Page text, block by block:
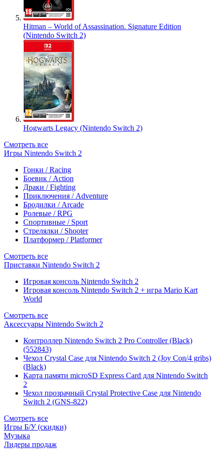
Hitman – World of Assassination. Signature Edition
(Nintendo Switch 2)
Hogwarts Legacy (Nintendo Switch 2)
Смотреть все
Игры Nintendo Switch 2
Гонки / Racing
Боевик / Action
Драки / Fighting
Приключения / Adventure
Бродилки / Arcade
Ролевые / RPG
Спортивные / Sport
Стрелялки / Shooter
Платформер / Platformer
Смотреть все
Приставки Nintendo Switch 2
Игровая консоль Nintendo Switch 2
Игровая консоль Nintendo Switch 2 + игра Mario Kart
World
Смотреть все
Аксессуары Nintendo Switch 2
Контроллер Nintendo Switch 2 Pro Controller (Black)
(552843)
Чехол Сrystal Сase для Nintendo Switch 2 (Joy Con/4 gribs)
(Black)
Карта памяти microSD Express Card для Nintendo Switch
2
Чехол прозрачный Crystal Protective Case для Nintendo
Switch 2 (GNS-822)
Смотреть все
Игры Б/У (скидки)
Музыка
Лидеры продаж